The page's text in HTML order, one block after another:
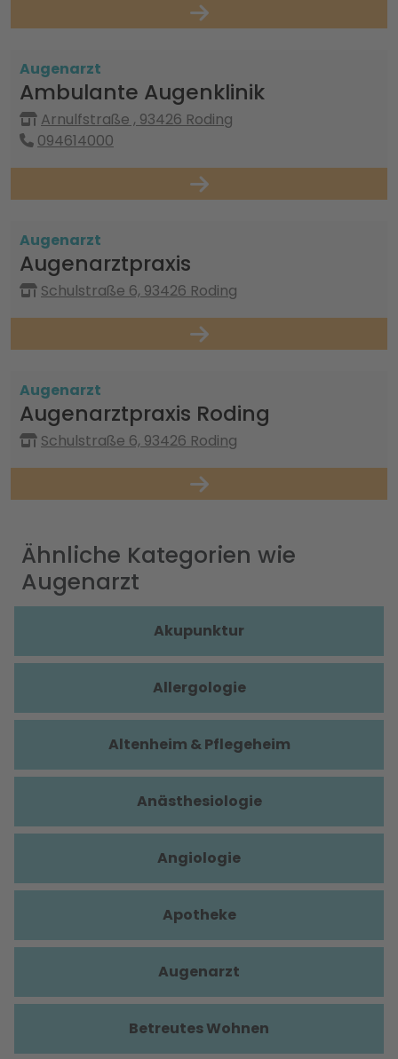
Augenarzt
Ambulante Augenklinik
Arnulfstraße , 93426 Roding
094614000
Augenarzt
Augenarztpraxis
Schulstraße 6, 93426 Roding
Augenarzt
Augenarztpraxis Roding
Schulstraße 6, 93426 Roding
Ähnliche Kategorien wie
Augenarzt
Akupunktur
Allergologie
Altenheim & Pflegeheim
Anästhesiologie
Angiologie
Apotheke
Augenarzt
Betreutes Wohnen